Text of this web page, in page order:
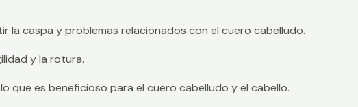
la caspa y problemas relacionados con el cuero cabelludo.
y la rotura.
que es beneficioso para el cuero cabelludo y el cabello.